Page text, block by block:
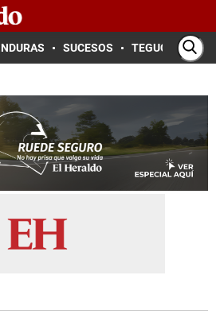
SUCESOS TEGUCIGALPA